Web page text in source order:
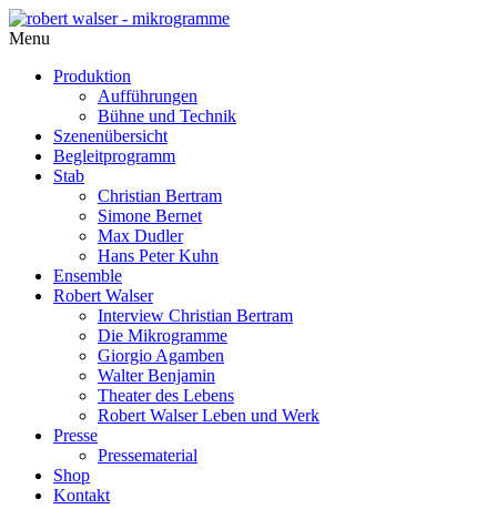
Menu
Produktion
Aufführungen
Bühne und Technik
Szenenübersicht
Begleitprogramm
Stab
Christian Bertram
Simone Bernet
Max Dudler
Hans Peter Kuhn
Ensemble
Robert Walser
Interview Christian Bertram
Die Mikrogramme
Giorgio Agamben
Walter Benjamin
Theater des Lebens
Robert Walser Leben und Werk
Presse
Pressematerial
Shop
Kontakt